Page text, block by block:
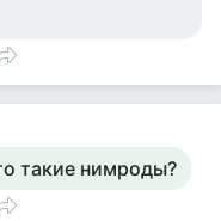
такие нимроды?